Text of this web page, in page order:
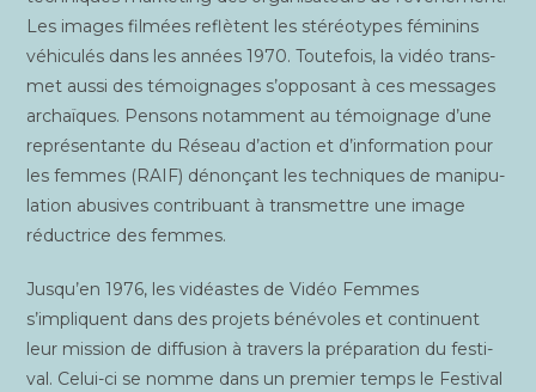
Les images fil­mées reflètent les sté­réo­types fémi­nins
véhi­cu­lés dans les années 1970. Tou­te­fois, la vidéo trans­
met aus­si des témoi­gnages s’opposant à ces mes­sages
archaïques. Pen­sons notam­ment au témoi­gnage d’une
repré­sen­tante du Réseau d’action et d’information pour
les femmes (RAIF) dénon­çant les tech­niques de mani­pu­
la­tion abu­sives contri­buant à trans­mettre une image
réduc­trice des femmes.
Jusqu’en 1976, les vidéastes de Vidéo Femmes
s’impliquent dans des pro­jets béné­voles et conti­nuent
leur mis­sion de dif­fu­sion à tra­vers la pré­pa­ra­tion du fes­ti­
val. Celui-ci se nomme dans un pre­mier temps le Fes­ti­val